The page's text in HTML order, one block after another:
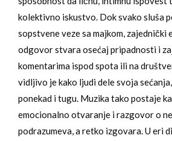
kolektivno iskustvo. Dok svako sluša
sopstvene veze sa majkom, zajednički
odgovor stvara osećaj pripadnosti i
komentarima ispod spota ili na
vidljivo je kako ljudi dele svoja
ponekad i tugu. Muzika tako postaje
emocionalno otvaranje i razgovor o
podrazumeva, a retko izgovara. U eri